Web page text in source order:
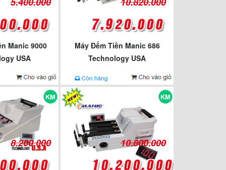
Manic 9000
USA
Máy Đếm Tiền Manic 686
Technology USA
8.200.000 10.800.000